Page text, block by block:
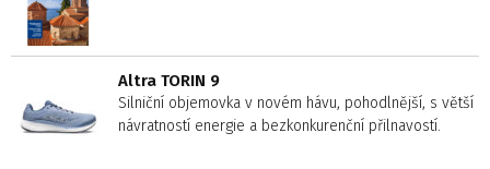
Altra TORIN 9
Silniční objemovka v novém hávu, pohodlnější, s větší
návratností energie a bezkonkurenční přilnavostí.